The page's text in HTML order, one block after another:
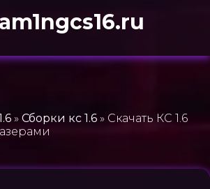
» Сборки кс 1.6 » Скачать КС 1.6